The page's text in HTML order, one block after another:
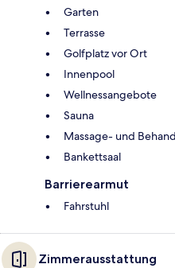
Garten
Terrasse
Golfplatz vor Ort
Innenpool
Wellnessangebote
Sauna
Massage- und
Bankettsaal
Barrierearmut
Fahrstuhl
Zimmerausstattung